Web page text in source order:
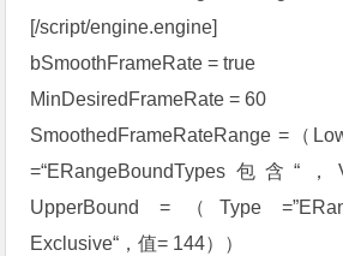
[/script/engine.engine]
bSmoothFrameRate = true
MinDesiredFrameRate = 60
SmoothedFrameRateRange =（
=“ERangeBoundTypes包含“
UpperBound =（Type
Exclusive“，值= 144））